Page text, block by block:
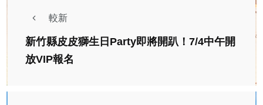
較新
新竹縣皮皮獅生日Party即將開趴！7/4中午開
放VIP報名